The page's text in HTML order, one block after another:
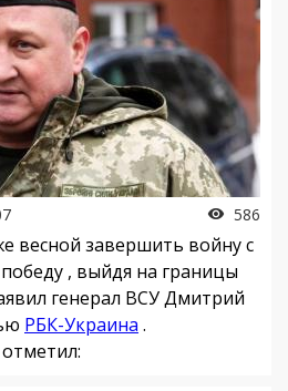
586
весной завершить войну с
, выйдя на границы
генерал ВСУ Дмитрий
РБК-Украина .